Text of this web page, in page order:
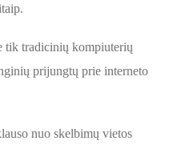
tik tradicinių kompiuterių
prijungtų prie interneto
nuo skelbimų vietos